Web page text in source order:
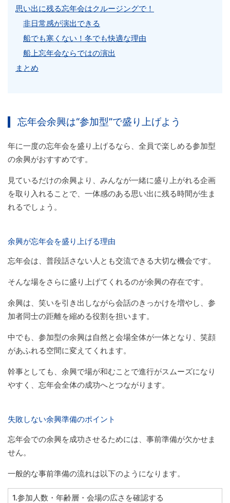
思い出に残る忘年会はクルージングで！
非日常感が演出できる
船でも寒くない！冬でも快適な理由
船上忘年会ならではの演出
まとめ
忘年会余興は“参加型”で盛り上げよう
年に一度の忘年会を盛り上げるなら、全員で楽しめる参加型
の余興がおすすめです。
見ているだけの余興より、みんなが一緒に盛り上がれる企画
を取り入れることで、一体感のある思い出に残る時間が生ま
れるでしょう。
余興が忘年会を盛り上げる理由
忘年会は、普段話さない人とも交流できる大切な機会です。
そんな場をさらに盛り上げてくれるのが余興の存在です。
余興は、笑いを引き出しながら会話のきっかけを増やし、参
加者同士の距離を縮める役割を担います。
中でも、参加型の余興は自然と会場全体が一体となり、笑顔
があふれる空間に変えてくれます。
幹事としても、余興で場が和むことで進行がスムーズになり
やすく、忘年会全体の成功へとつながります。
失敗しない余興準備のポイント
忘年会での余興を成功させるためには、事前準備が欠かせま
せん。
一般的な事前準備の流れは以下のようになります。
1.参加人数・年齢層・会場の広さを確認する